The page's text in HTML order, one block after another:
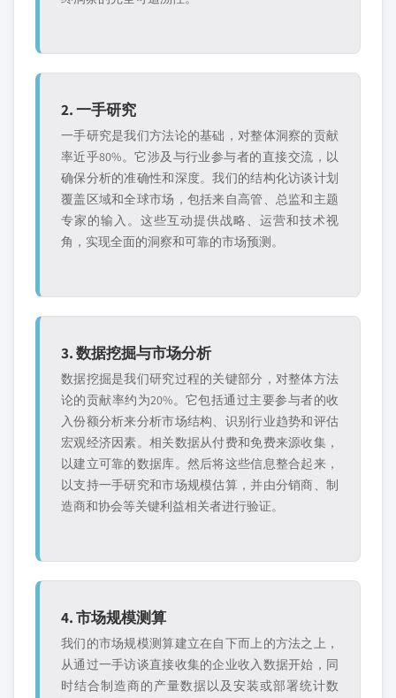
2. 一手研究
一手研究是我们方法论的基础，对整体洞察的贡献
率近乎80%。它涉及与行业参与者的直接交流，以
确保分析的准确性和深度。我们的结构化访谈计划
覆盖区域和全球市场，包括来自高管、总监和主题
专家的输入。这些互动提供战略、运营和技术视
角，实现全面的洞察和可靠的市场预测。
3. 数据挖掘与市场分析
数据挖掘是我们研究过程的关键部分，对整体方法
论的贡献率约为20%。它包括通过主要参与者的收
入份额分析来分析市场结构、识别行业趋势和评估
宏观经济因素。相关数据从付费和免费来源收集，
以建立可靠的数据库。然后将这些信息整合起来，
以支持一手研究和市场规模估算，并由分销商、制
造商和协会等关键利益相关者进行验证。
4. 市场规模测算
我们的市场规模测算建立在自下而上的方法之上，
从通过一手访谈直接收集的企业收入数据开始，同
时结合制造商的产量数据以及安装或部署统计数